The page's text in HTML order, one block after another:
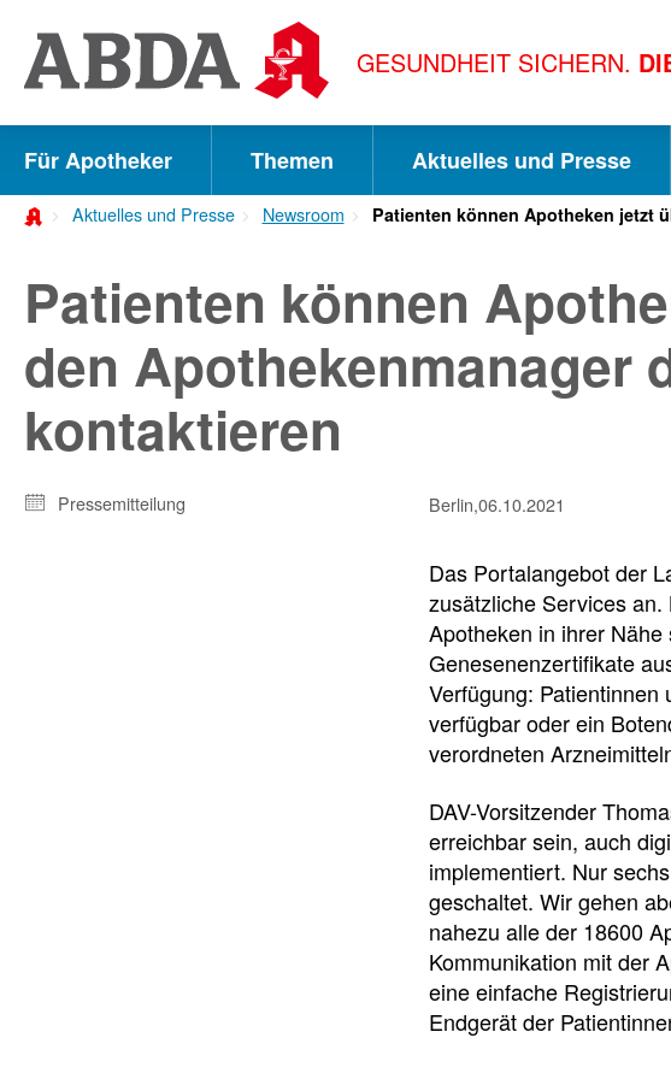
direkt
zu:
zur
Hauptnavigation
zur
zum
Inhalt
zur
Suche
GESUNDHEIT SICHERN.
Für Apotheker Themen Aktuelles und Presse
Aktuelles und Presse Newsroom Patienten können Apotheken jetzt
Patienten können
den Apothekenmanager
kontaktieren
Pressemitteilung Berlin,06.10.2021
Das Portalangebot der
zusätzliche Services
Apotheken in ihrer
Genesenenzertifikate
Verfügung:
verfügbar oder ein
verordneten
DAV-Vorsitzender
erreichbar sein, auch
implementiert. Nur
geschaltet. Wir gehen
nahezu alle der 18600
Kommunikation mit der
eine einfache
Endgerät der